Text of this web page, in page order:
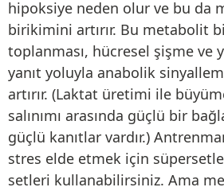
hipoksiye neden olur ve bu da
birikimini artırır. Bu metabolit
toplanması, hücresel şişme ve
yanıt yoluyla anabolik
artırır. (Laktat üretimi ile
salınımı arasında güçlü bir
güçlü kanıtlar vardır.)
stres elde etmek için
setleri kullanabilirsiniz. Ama